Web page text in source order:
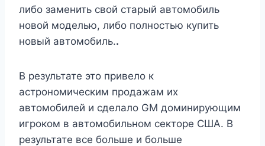
либо заменить свой старый автомобиль
новой моделью, либо полностью купить
новый автомобиль..
В результате это привело к
астрономическим продажам их
автомобилей и сделало GM доминирующим
игроком в автомобильном секторе США. В
результате все больше и больше